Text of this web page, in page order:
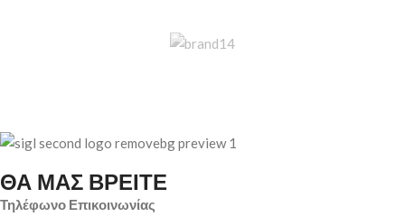
ΘΑ ΜΑΣ ΒΡΕΙΤΕ
Τηλέφωνο Επικοινωνίας